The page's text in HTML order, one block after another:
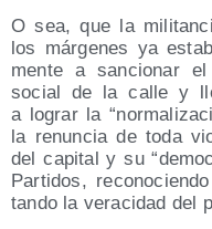
O sea, que la
los már­ge­nes ya
men­te a san­cio­nar
social de la calle y
a lograr la
la renun­cia de toda
del capi­tal y su
Par­ti­dos,
tan­do la vera­ci­dad del